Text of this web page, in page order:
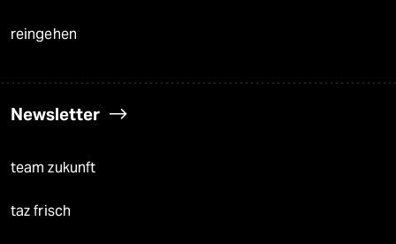
reingehen
Newsletter
team zukunft
taz frisch